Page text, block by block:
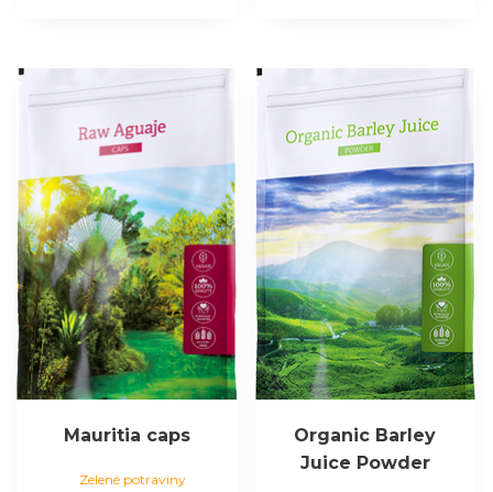
Mauritia caps
Zelené potraviny
Organic Barley
Juice Powder